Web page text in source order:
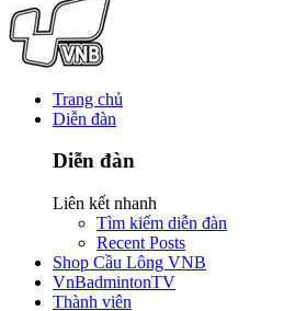
Trang chủ
Diễn đàn
Diễn đàn
Liên kết nhanh
Tìm kiếm diễn đàn
Recent Posts
Shop Cầu Lông VNB
VnBadmintonTV
Thành viên